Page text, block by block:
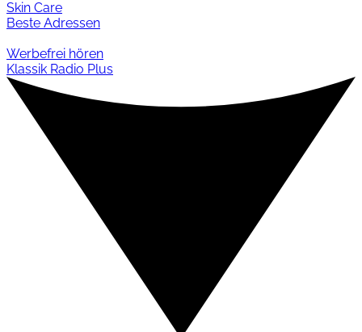
Skin Care
Beste Adressen
Werbefrei hören
Klassik Radio Plus